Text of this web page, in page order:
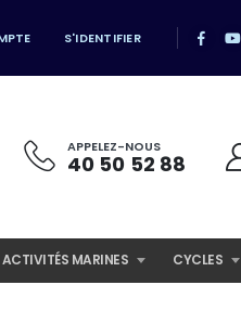
S'IDENTIFIER
APPELEZ-NOUS
40 50 52 88
ACTIVITÉS MARINES CYCLES